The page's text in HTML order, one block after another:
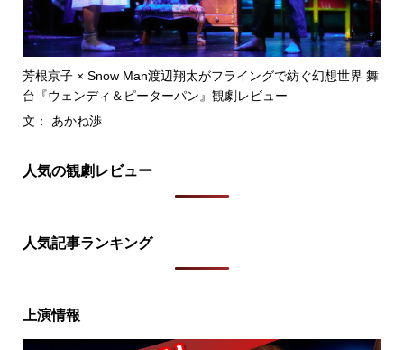
芳根京子 × Snow Man渡辺翔太がフライングで紡ぐ幻想世界 舞
台『ウェンディ＆ピーターパン』観劇レビュー
文： あかね渉
人気の観劇レビュー
人気記事ランキング
上演情報